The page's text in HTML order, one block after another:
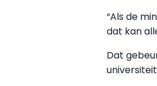
“Als de
dat kan
Dat